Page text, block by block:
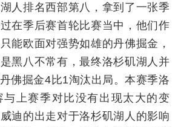
人排名西部第八，拿到了一张季
在季后赛首轮比赛当中，他们作
能欧面对强势如雄的丹佛掘金，
黑八不常有，最终洛杉矶湖人并
佛掘金4比1淘汰出局。本赛季洛
与上赛季对比没有出现太大的变
迪的出走对于洛杉矶湖人的影响